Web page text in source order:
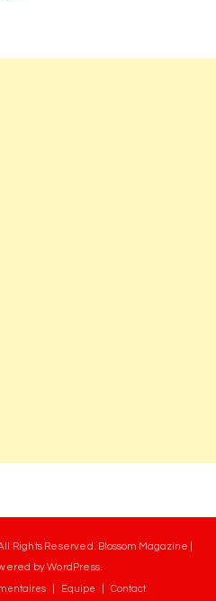
Rights Reserved. Blossom Magazine |
byWordPress
Equipe Contact